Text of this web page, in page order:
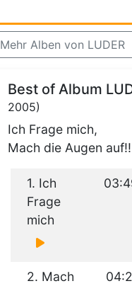
Mehr Alben von LUDER
Best of Album
2005)
Ich Frage mich,
Mach die Augen auf!!
1. Ich
Frage
mich
2. Mach